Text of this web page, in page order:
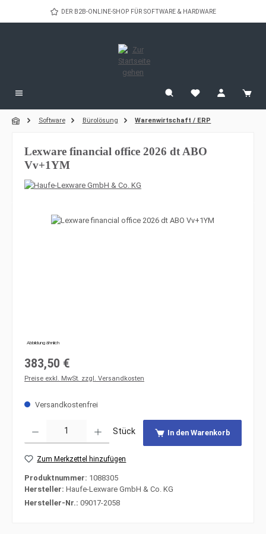
Zum Hauptinhalt springenDER B2B-ONLINE-SHOP FÜR SOFTWARE & HARDWARE
Software Bürolösung Warenwirtschaft / ERP
Lexware financial office 2026 dt ABO
Vv+1YM
Bildergalerie überspringen
Abbildung ähnlich
Regulärer Preis:
383,50 €
Preise exkl. MwSt. zzgl. Versandkosten
Versandkostenfrei
Stück In den Warenkorb
Zum Merkzettel hinzufügen
Produktnummer: 1088305
Hersteller: Haufe-Lexware GmbH & Co. KG
Hersteller-Nr.: 09017-2058